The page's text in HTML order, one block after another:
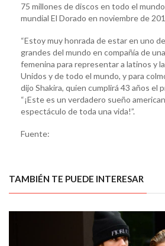
75 millones de discos en todo el
mundial El Dorado en noviembre de
“Estoy muy honrada de estar en uno
grandes del mundo en compañía de
femenina para representar a latinos y
Unidos y de todo el mundo, y para
dijo Shakira, quien cumplirá 43 años el
“¡Este es un verdadero sueño
espectáculo de toda una vida!”.
Fuente:
TAMBIÉN TE PUEDE INTERESAR